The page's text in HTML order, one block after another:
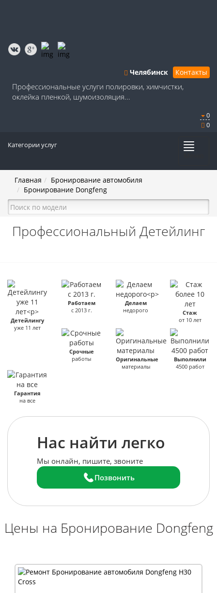
Челябинск Контакты
Профессиональные услуги полировки, химчистки,
оклейка пленкой, шумоизоляция...
0
0
Категории услуг
Главная
Бронирование автомобиля
Бронирование Dongfeng
Профессиональный Детейлинг
Детейлингу
уже 11 лет
Работаем
с 2013 г.
Делаем
недорого
Стаж
от 10 лет
Срочные
работы
Оригинальные
материалы
Выполнили
4500 работ
Гарантия
на все
Нас найти легко
Мы онлайн, пишите, звоните
Позвонить
Цены на Бронирование Dongfeng